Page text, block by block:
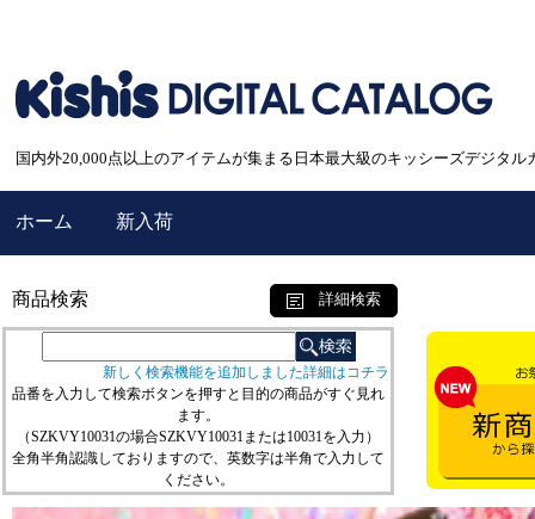
国内外20,000点以上のアイテムが集まる日本最大級のキッシーズデジタル
ホーム 新入荷
商品検索 詳細検索
新しく検索機能を追加しました詳細はコチラ
品番を入力して検索ボタンを押すと目的の商品がすぐ見れ
ます。
（SZKVY10031の場合SZKVY10031または10031を入力）
全角半角認識しておりますので、英数字は半角で入力して
ください。